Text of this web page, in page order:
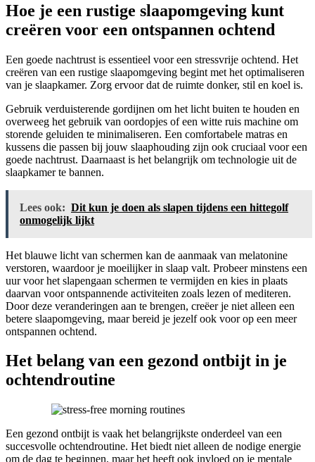
Hoe je een rustige slaapomgeving kunt
creëren voor een ontspannen ochtend
Een goede nachtrust is essentieel voor een stressvrije ochtend. Het
creëren van een rustige slaapomgeving begint met het optimaliseren
van je slaapkamer. Zorg ervoor dat de ruimte donker, stil en koel is.
Gebruik verduisterende gordijnen om het licht buiten te houden en
overweeg het gebruik van oordopjes of een witte ruis machine om
storende geluiden te minimaliseren. Een comfortabele matras en
kussens die passen bij jouw slaaphouding zijn ook cruciaal voor een
goede nachtrust. Daarnaast is het belangrijk om technologie uit de
slaapkamer te bannen.
Lees ook: Dit kun je doen als slapen tijdens een hittegolf
onmogelijk lijkt
Het blauwe licht van schermen kan de aanmaak van melatonine
verstoren, waardoor je moeilijker in slaap valt. Probeer minstens een
uur voor het slapengaan schermen te vermijden en kies in plaats
daarvan voor ontspannende activiteiten zoals lezen of mediteren.
Door deze veranderingen aan te brengen, creëer je niet alleen een
betere slaapomgeving, maar bereid je jezelf ook voor op een meer
ontspannen ochtend.
Het belang van een gezond ontbijt in je
ochtendroutine
Een gezond ontbijt is vaak het belangrijkste onderdeel van een
succesvolle ochtendroutine. Het biedt niet alleen de nodige energie
om de dag te beginnen, maar het heeft ook invloed op je mentale